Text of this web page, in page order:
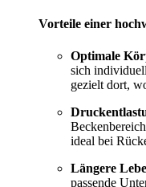
Vorteile einer
Optimale
sich
gezielt dort,
ideal bei
Längere
passende